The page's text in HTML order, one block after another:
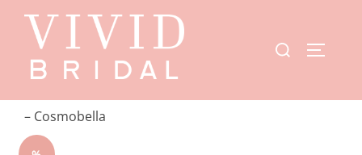
– Cosmobella